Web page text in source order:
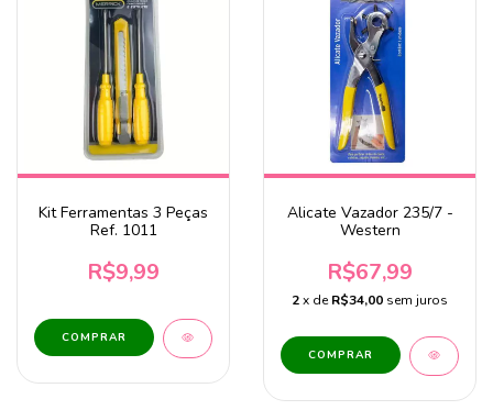
Kit Ferramentas 3 Peças
Ref. 1011
R$9,99
Alicate Vazador 235/7 -
Western
R$67,99
2x deR$34,00 sem juros